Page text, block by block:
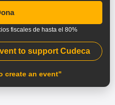
fiscales de hasta el 80%
to support Cudeca
create an event"